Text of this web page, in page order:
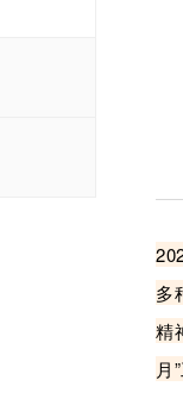
多
精
月